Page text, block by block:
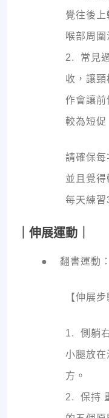
覺往後上
喉部周
2. 常見
收，讓
作會讓前
較為短促
請確保每
並且覺
每天練習
｜伸展運動｜
● 翻書運動：
【伸展步
1. 側躺
小腿放在
方。
2. 保持